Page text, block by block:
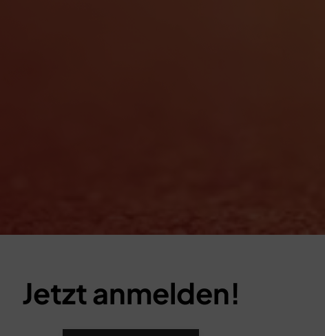
Jetzt anmelden!